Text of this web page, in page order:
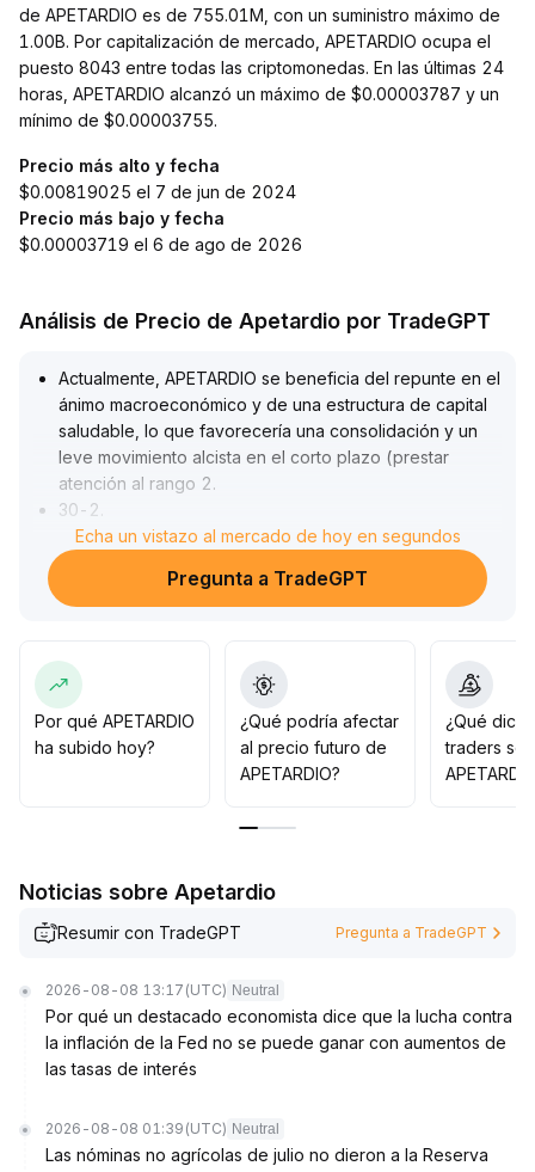
de APETARDIO es de 755.01M, con un suministro máximo de
1.00B. Por capitalización de mercado, APETARDIO ocupa el
puesto 8043 entre todas las criptomonedas. En las últimas 24
horas, APETARDIO alcanzó un máximo de $0.00003787 y un
mínimo de $0.00003755.
Precio más alto y fecha
$0.00819025 el 7 de jun de 2024
Precio más bajo y fecha
$0.00003719 el 6 de ago de 2026
Análisis de Precio de Apetardio por TradeGPT
Actualmente, APETARDIO se beneficia del repunte en el
ánimo macroeconómico y de una estructura de capital
saludable, lo que favorecería una consolidación y un
leve movimiento alcista en el corto plazo (prestar
atención al rango 2.
30-2
65).
Sin embargo, hay que estar alerta a las divergencias
entre precio y momentum dominadas por el flujo de
Se recomienda a los inversores de corto y mediano
plazo construir posiciones gradualmente, ajustar
dinámicamente los niveles de toma de ganancias,
seguir de cerca el volumen de operaciones y el
comportamiento en la zona clave de resistencia en 2.
Echa un vistazo al mercado de hoy en segundos
Pregunta a TradeGPT
Por qué APETARDIO
ha subido hoy?
¿Qué podría afectar
al precio futuro de
APETARDIO?
¿Qué
traders
Noticias sobre Apetardio
Resumir con TradeGPT Pregunta a TradeGPT
2026-08-08 13:17 (UTC) Neutral
Por qué un destacado economista dice que la lucha contra
la inflación de la Fed no se puede ganar con aumentos de
las tasas de interés
2026-08-08 01:39 (UTC) Neutral
Las nóminas no agrícolas de julio no dieron a la Reserva